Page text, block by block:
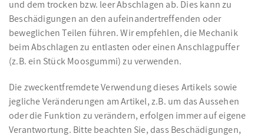
und dem trocken bzw. leer Abschlagen ab. Dies kann zu
Beschädigungen an den aufeinandertreffenden oder
beweglichen Teilen führen. Wir empfehlen, die Mechanik
beim Abschlagen zu entlasten oder einen Anschlagpuffer
(z.B. ein Stück Moosgummi) zu verwenden.
Die zweckentfremdete Verwendung dieses Artikels sowie
jegliche Veränderungen am Artikel, z.B. um das Aussehen
oder die Funktion zu verändern, erfolgen immer auf eigene
Verantwortung. Bitte beachten Sie, dass Beschädigungen,